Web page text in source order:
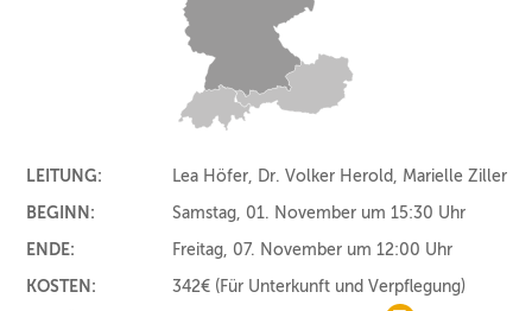
LEITUNG:
Lea Höfer, Dr. Volker Herold, Marielle Ziller
BEGINN:
Samstag, 01. November um 15:30 Uhr
ENDE:
Freitag, 07. November um 12:00 Uhr
KOSTEN:
342€ (Für Unterkunft und Verpflegung)